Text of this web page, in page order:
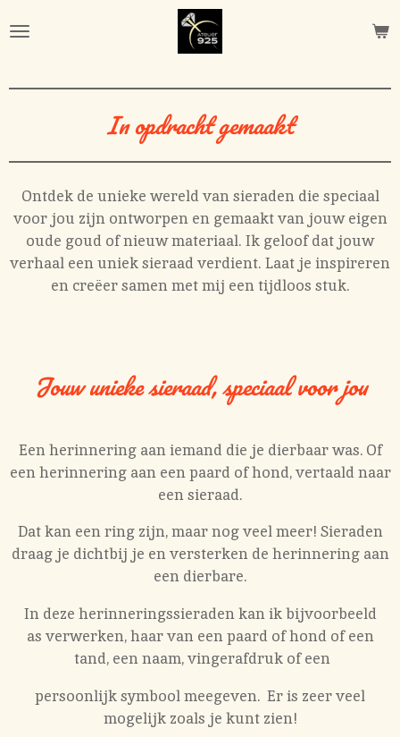
direct
de
In opdracht gemaakt
Ontdek de unieke wereld van sieraden die speciaal
voor jou zijn ontworpen en gemaakt van jouw eigen
oude goud of nieuw materiaal. Ik geloof dat jouw
verhaal een uniek sieraad verdient. Laat je inspireren
en creëer samen met mij een tijdloos stuk.
Jouw unieke sieraad, speciaal voor jou
Een herinnering aan iemand die je dierbaar was. Of
een herinnering aan een paard of hond, vertaald naar
een sieraad.
Dat kan een ring zijn, maar nog veel meer! Sieraden
draag je dichtbij je en versterken de herinnering aan
een dierbare.
In deze herinneringssieraden kan ik bijvoorbeeld
as verwerken, haar van een paard of hond of een
tand, een naam, vingerafdruk of een
persoonlijk symbool meegeven. Er is zeer veel
mogelijk zoals je kunt zien!